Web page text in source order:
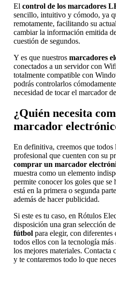
El control de los marcadores
sencillo, intuitivo y cómodo, ya
remotamente, facilitando su
cambiar la información emitida
cuestión de segundos.
Y es que nuestros marcadores
conectados a un servidor con
totalmente compatible con
podrás controlarlos
necesidad de tocar el marcador
¿Quién necesita
marcador
En definitiva, creemos que todos
profesional que cuenten con su
comprar un marcador
muestra como un elemento
permite conocer los goles que se
está en la primera o segunda
además de hacer publicidad.
Si este es tu caso, en Rótulos
disposición una gran selección de
fútbol para elegir, con diferentes
todos ellos con la tecnología
los mejores materiales. Contacta
y te contaremos todo lo que